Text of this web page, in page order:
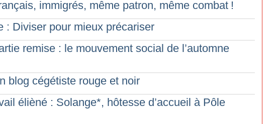
immigrés, même patron, même combat !
: Diviser pour mieux précariser
remise : le mouvement social de l’automne
blog cégétiste rouge et noir
élièné : Solange*, hôtesse d’accueil à Pôle